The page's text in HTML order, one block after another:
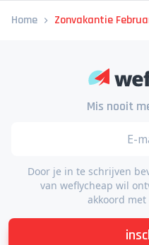
Home Zonvakantie
Mis nooit
Door je in te schrijven
van weflycheap wil
akkoord